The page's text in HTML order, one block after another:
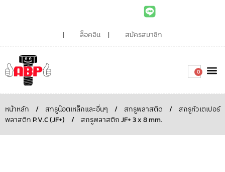
ล็อคอิน สมัครสมาชิก
0
หน้าหลัก / สกรูน๊อตเหล็กและอื่นๆ / สกรูพลาสติด /
สกรูหัวเตเปอร์
พลาสติก P.V.C (JF+)
/ สกรูพลาสติก JF+ 3 x 8 mm.